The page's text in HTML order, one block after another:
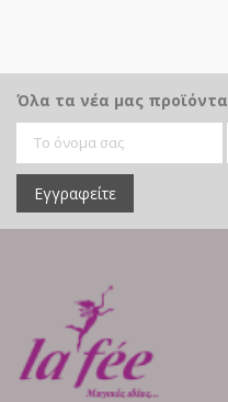
Όλα τα νέα μας προϊόντα
Εγγραφείτε